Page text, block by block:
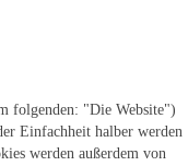
folgenden: "Die Website")
Einfachheit halber werden
werden außerdem von